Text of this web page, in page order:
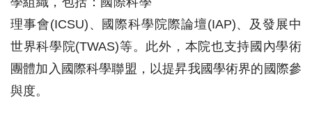
理事會(ICSU)、國際科學院際論壇(IAP)、及發展中
世界科學院(TWAS)等。此外，本院也支持國內學術
團體加入國際科學聯盟，以提昇我國學術界的國際參
與度。